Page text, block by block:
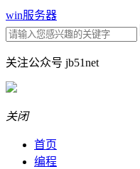
win服务器
关注公众号 jb51net
关闭
首页
编程